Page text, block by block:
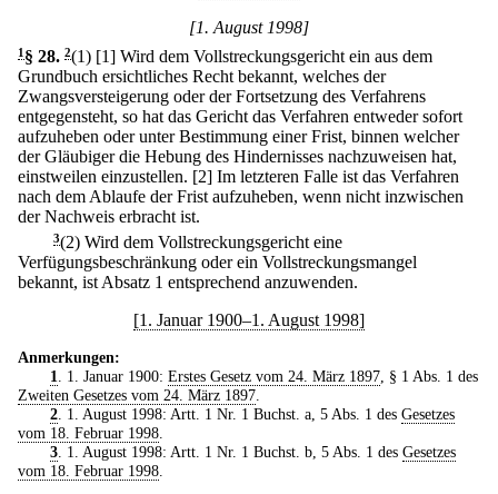
[1. August 1998]
1 § 28. 2(1) [1] Wird dem Vollstreckungsgericht ein aus dem
Grundbuch ersichtliches Recht bekannt, welches der
Zwangsversteigerung oder der Fortsetzung des Verfahrens
entgegensteht, so hat das Gericht das Verfahren entweder sofort
aufzuheben oder unter Bestimmung einer Frist, binnen welcher
der Gläubiger die Hebung des Hindernisses nachzuweisen hat,
einstweilen einzustellen. [2] Im letzteren Falle ist das Verfahren
nach dem Ablaufe der Frist aufzuheben, wenn nicht inzwischen
der Nachweis erbracht ist.
3(2) Wird dem Vollstreckungsgericht eine
Verfügungsbeschränkung oder ein Vollstreckungsmangel
bekannt, ist Absatz 1 entsprechend anzuwenden.
[1. Januar 1900–1. August 1998]
Anmerkungen:
1. 1. Januar 1900: Erstes Gesetz vom 24. März 1897, § 1 Abs. 1 des
Zweiten Gesetzes vom 24. März 1897.
2. 1. August 1998: Artt. 1 Nr. 1 Buchst. a, 5 Abs. 1 des Gesetzes
vom 18. Februar 1998.
3. 1. August 1998: Artt. 1 Nr. 1 Buchst. b, 5 Abs. 1 des Gesetzes
vom 18. Februar 1998.